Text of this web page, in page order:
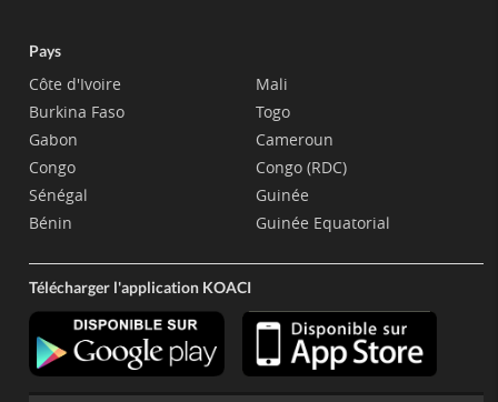
Pays
Côte d'Ivoire
Burkina Faso
Gabon
Congo
Sénégal
Bénin
Mali
Togo
Cameroun
Congo (RDC)
Guinée
Guinée Equatorial
Télécharger l'application KOACI